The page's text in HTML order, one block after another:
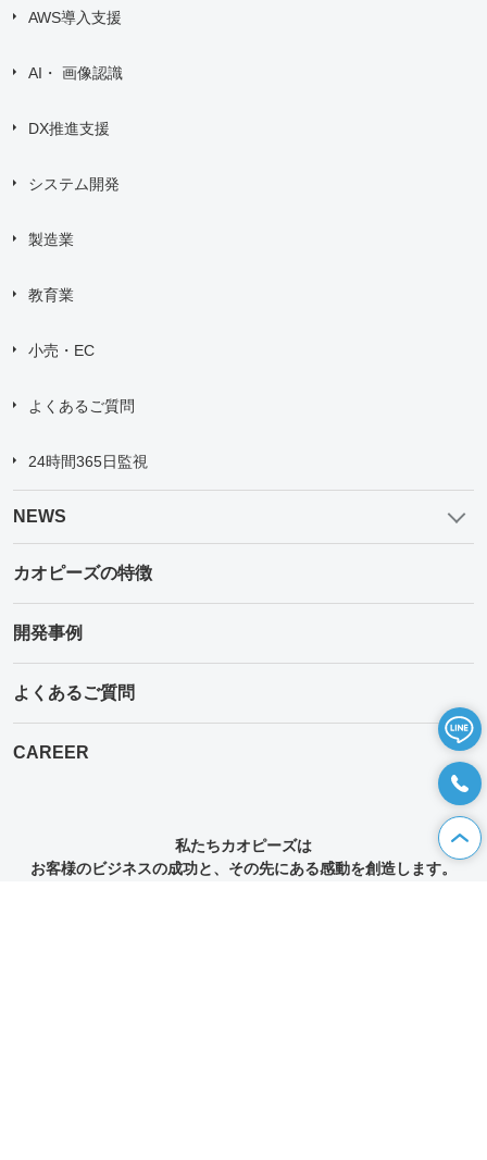
AWS導入支援
AI・ 画像認識
DX推進支援
システム開発
製造業
教育業
小売・EC
よくあるご質問
24時間365日監視
NEWS
カオピーズの特徴
開発事例
よくあるご質問
CAREER
私たちカオピーズは
お客様のビジネスの成功と、その先にある感動を創造します。